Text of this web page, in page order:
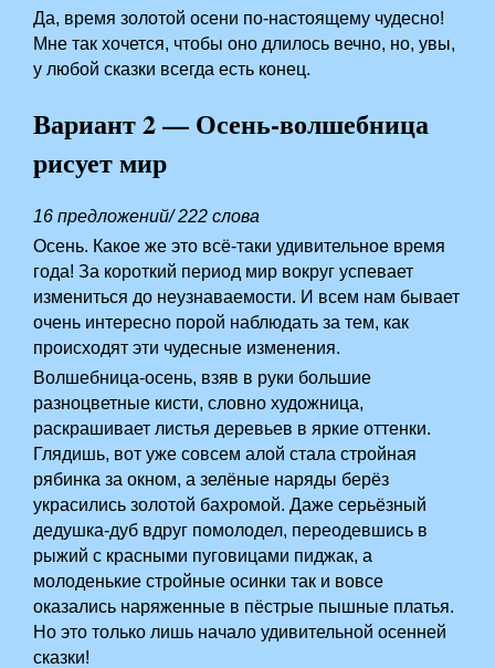
Да, время золотой осени по-настоящему чудесно!
Мне так хочется, чтобы оно длилось вечно, но, увы,
у любой сказки всегда есть конец.
Вариант 2 — Осень-волшебница
рисует мир
16 предложений/ 222 слова
Осень. Какое же это всё-таки удивительное время
года! За короткий период мир вокруг успевает
измениться до неузнаваемости. И всем нам бывает
очень интересно порой наблюдать за тем, как
происходят эти чудесные изменения.
Волшебница-осень, взяв в руки большие
разноцветные кисти, словно художница,
раскрашивает листья деревьев в яркие оттенки.
Глядишь, вот уже совсем алой стала стройная
рябинка за окном, а зелёные наряды берёз
украсились золотой бахромой. Даже серьёзный
дедушка-дуб вдруг помолодел, переодевшись в
рыжий с красными пуговицами пиджак, а
молоденькие стройные осинки так и вовсе
оказались наряженные в пёстрые пышные платья.
Но это только лишь начало удивительной осенней
сказки!